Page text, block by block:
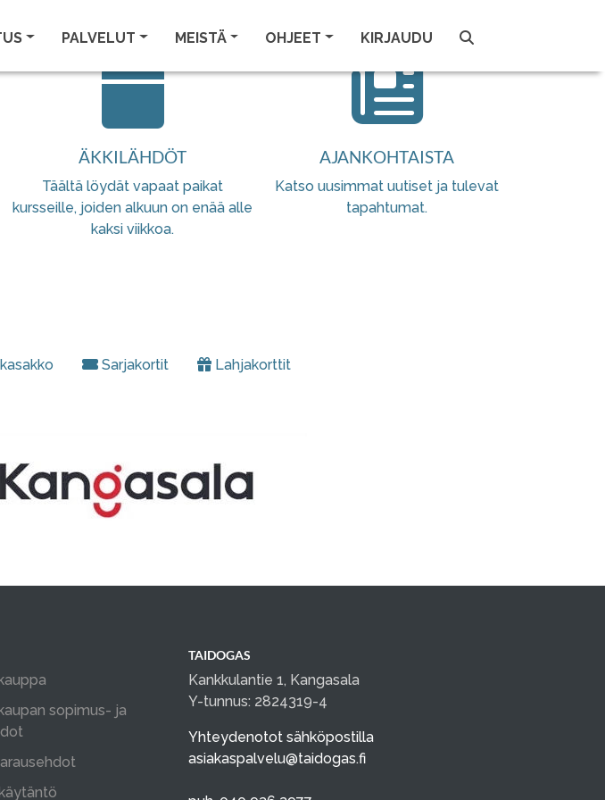
PALVELUT MEISTÄ OHJEET KIRJAUDU
ÄKKILÄHDÖT
Täältä löydät vapaat paikat
kursseille, joiden alkuun on enää alle
kaksi viikkoa.
AJANKOHTAISTA
Katso uusimmat uutiset ja tulevat
tapahtumat.
Sarjakortit Lahjakorttit
sopimus- ja
TAIDOGAS
Kankkulantie 1, Kangasala
Y-tunnus: 2824319-4
Yhteydenotot sähköpostilla
asiakaspalvelu@taidogas.fi